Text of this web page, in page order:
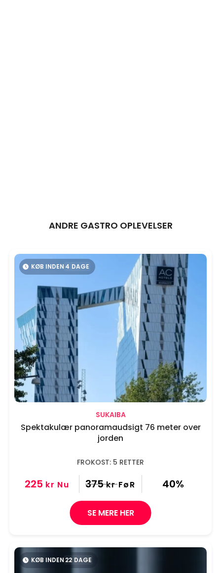
ANDRE GASTRO OPLEVELSER
SUKAIBA
Spektakulær panoramaudsigt 76 meter over
jorden
FROKOST: 5 RETTER
225 kr Nu 375 kr FøR 40%
SE MERE HER
KØB INDEN 4 DAGE
KØB INDEN 22 DAGE